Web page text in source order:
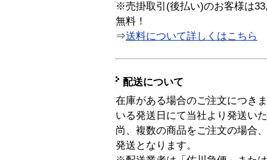
※売掛取引(後払い)のお客様は
無料！
⇒送料について詳しくはこちら
配送について
在庫がある場合のご注文につき
いる発送日にて当社より発送い
尚、複数の商品をご注文の場合
発送となります。